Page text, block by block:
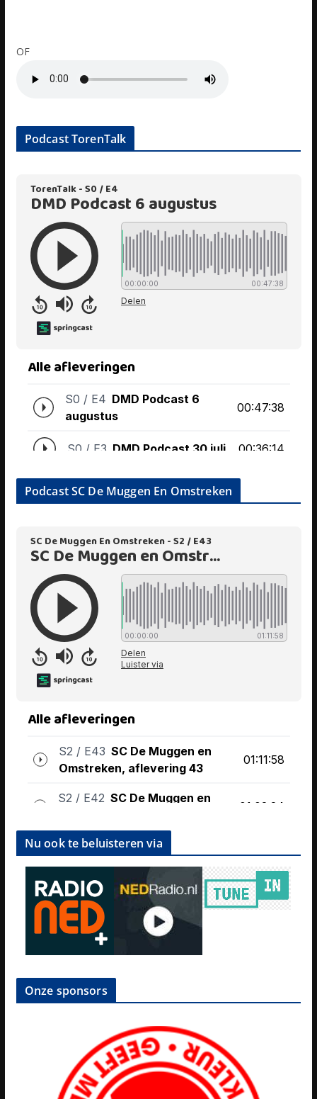
OF
Podcast TorenTalk
Podcast SC De Muggen En Omstreken
Nu ook te beluisteren via
Onze sponsors